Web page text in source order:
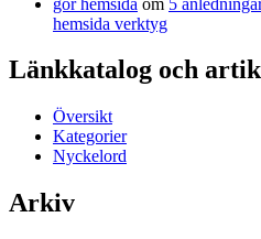
hemsida verktyg
Länkkatalog och
Översikt
Kategorier
Nyckelord
Arkiv